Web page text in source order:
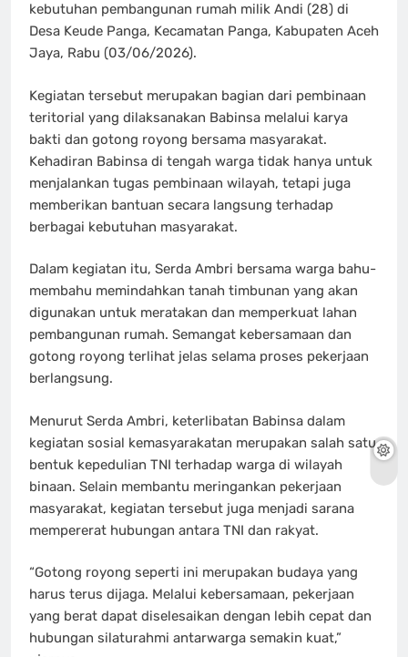
kebutuhan pembangunan rumah milik Andi (28) di
Desa Keude Panga, Kecamatan Panga, Kabupaten Aceh
Jaya, Rabu (03/06/2026).
Kegiatan tersebut merupakan bagian dari pembinaan
teritorial yang dilaksanakan Babinsa melalui karya
bakti dan gotong royong bersama masyarakat.
Kehadiran Babinsa di tengah warga tidak hanya untuk
menjalankan tugas pembinaan wilayah, tetapi juga
memberikan bantuan secara langsung terhadap
berbagai kebutuhan masyarakat.
Dalam kegiatan itu, Serda Ambri bersama warga bahu-
membahu memindahkan tanah timbunan yang akan
digunakan untuk meratakan dan memperkuat lahan
pembangunan rumah. Semangat kebersamaan dan
gotong royong terlihat jelas selama proses pekerjaan
berlangsung.
Menurut Serda Ambri, keterlibatan Babinsa dalam
kegiatan sosial kemasyarakatan merupakan salah satu
bentuk kepedulian TNI terhadap warga di wilayah
binaan. Selain membantu meringankan pekerjaan
masyarakat, kegiatan tersebut juga menjadi sarana
mempererat hubungan antara TNI dan rakyat.
“Gotong royong seperti ini merupakan budaya yang
harus terus dijaga. Melalui kebersamaan, pekerjaan
yang berat dapat diselesaikan dengan lebih cepat dan
hubungan silaturahmi antarwarga semakin kuat,”